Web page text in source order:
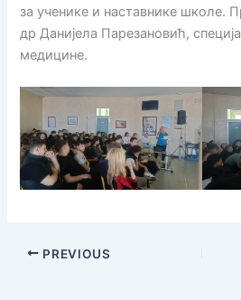
за ученике и наставнике школе.
др Данијела Парезановић,
медицине.
PREVIOUS